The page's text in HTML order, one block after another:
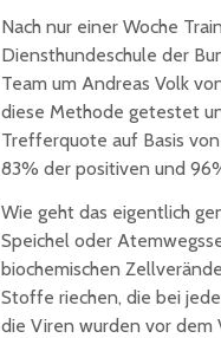
Nach nur einer Woche
Diensthundeschule der
Team um Andreas Volk
diese Methode getestet
Trefferquote auf Basis
83% der positiven und
Wie geht das eigentlich
Speichel oder
biochemischen
Stoffe riechen, die bei
die Viren wurden vor dem